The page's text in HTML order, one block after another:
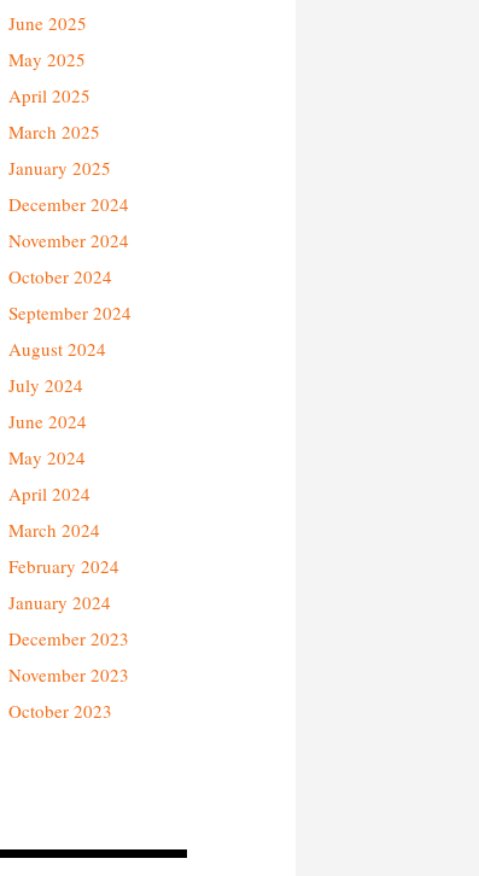
June 2025
May 2025
April 2025
March 2025
January 2025
December 2024
November 2024
October 2024
September 2024
August 2024
July 2024
June 2024
May 2024
April 2024
March 2024
February 2024
January 2024
December 2023
November 2023
October 2023